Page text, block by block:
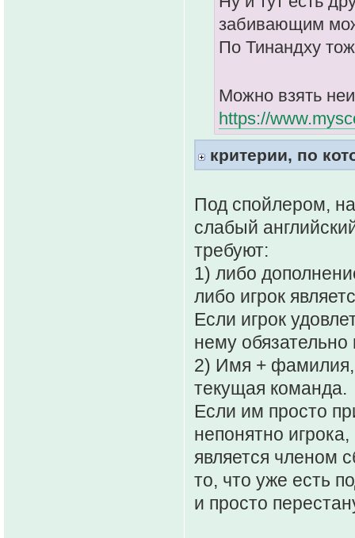
забивающим
По Тинандху
Можно взять
https://
критерии, по
Под спойлером,
слабый
требуют:
1) либо
либо игрок
Если игрок
нему
2) Имя + фамилия,
текущая команда.
Если им просто
непонятно
является членом
то, что уже есть
и просто